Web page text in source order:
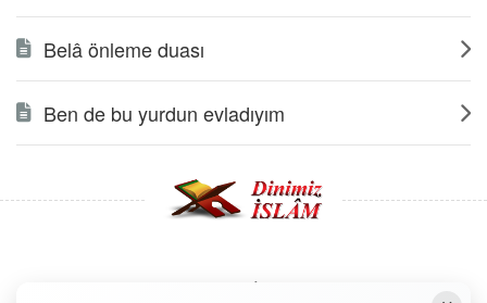
Belâ önleme duası
Ben de bu yurdun evladıyım
Copyright © 2008 - Dinimiz İslam. Her Hakkı Saklıdır.